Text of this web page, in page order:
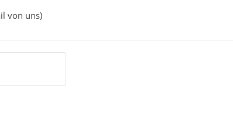
von uns)